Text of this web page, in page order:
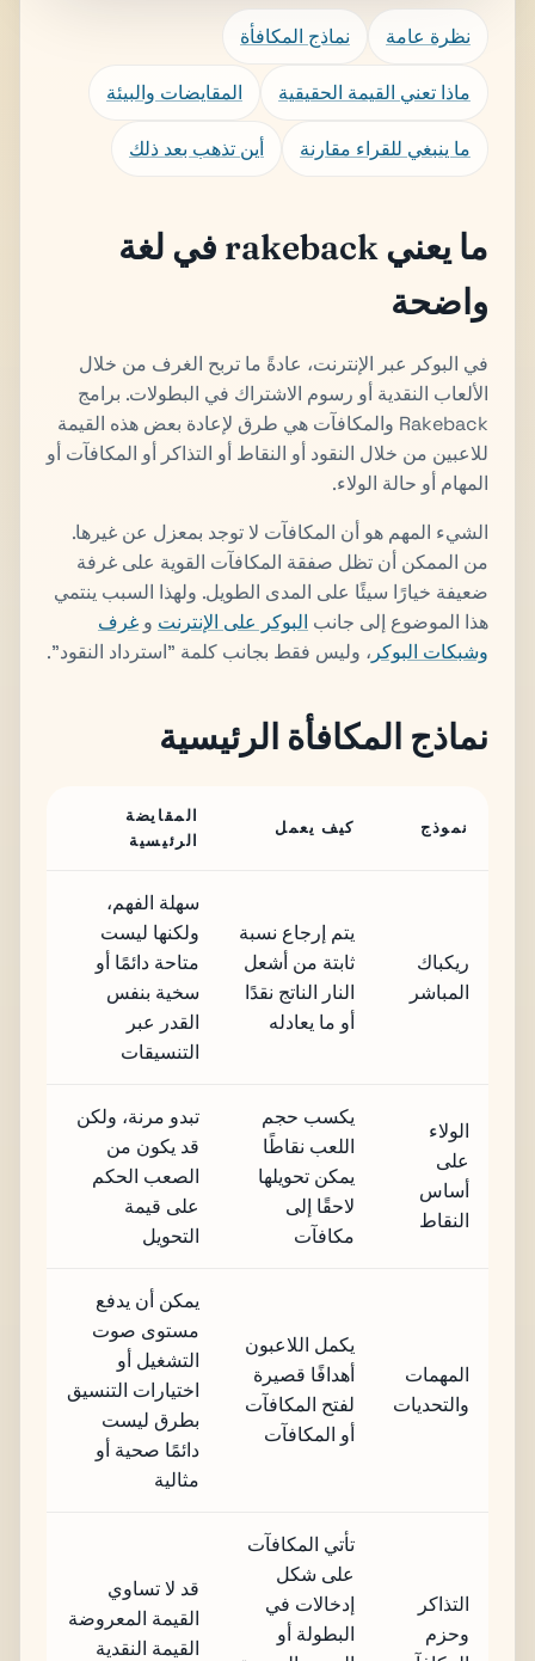
نظرة عامة نماذج المكافأة
ماذا تعني القيمة الحقيقية المقايضات والبيئة
ما ينبغي للقراء مقارنة أين تذهب بعد ذلك
ما يعني rakeback في لغة
واضحة
في البوكر عبر الإنترنت، عادةً ما تربح الغرف من خلال
الألعاب النقدية أو رسوم الاشتراك في البطولات. برامج
Rakeback والمكافآت هي طرق لإعادة بعض هذه القيمة
للاعبين من خلال النقود أو النقاط أو التذاكر أو المكافآت أو
المهام أو حالة الولاء.
الشيء المهم هو أن المكافآت لا توجد بمعزل عن غيرها.
من الممكن أن تظل صفقة المكافآت القوية على غرفة
ضعيفة خيارًا سيئًا على المدى الطويل. ولهذا السبب ينتمي
هذا الموضوع إلى جانب البوكر على الإنترنت و غرف
وشبكات البوكر ، وليس فقط بجانب كلمة "استرداد النقود".
نماذج المكافأة الرئيسية
نموذج كيف يعمل
المقايضة
الرئيسية
ريكباك
المباشر
يتم إرجاع نسبة
ثابتة من أشعل
النار الناتج نقدًا
أو ما يعادله
سهلة الفهم،
ولكنها ليست
متاحة دائمًا أو
سخية بنفس
القدر عبر
التنسيقات
الولاء
على
أساس
النقاط
يكسب حجم
اللعب نقاطًا
يمكن تحويلها
لاحقًا إلى
مكافآت
تبدو مرنة، ولكن
قد يكون من
الصعب الحكم
على قيمة
التحويل
المهمات
والتحديات
يكمل اللاعبون
أهدافًا قصيرة
لفتح المكافآت
أو المكافآت
يمكن أن يدفع
مستوى صوت
التشغيل أو
اختيارات التنسيق
بطرق ليست
دائمًا صحية أو
مثالية
التذاكر
وحزم
تأتي المكافآت
على شكل
إدخالات في
البطولة أو
قد لا تساوي
القيمة المعروضة
القيمة النقدية